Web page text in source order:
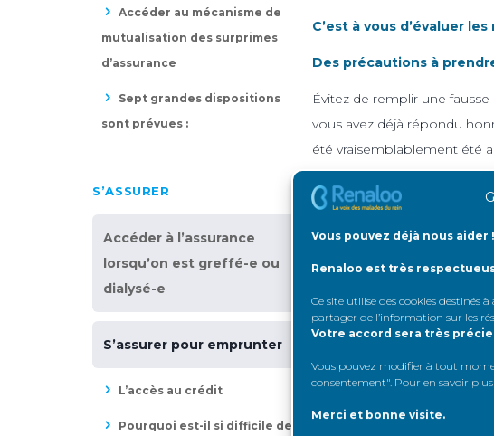
Vous pouvez déjà nous aider !
Renaloo est très
Ce site utilise des cookies destinés
partager de l’information sur les
Votre accord sera très
Vous pouvez modifier à tout
consentement". Pour en savoir
Merci et bonne visite.
Accéder au mécanisme de
mutualisation des surprimes
d’assurance
Sept grandes dispositions
sont prévues :
S’ASSURER
Accéder à l’assurance
lorsqu’on est greffé-e ou
dialysé-e
S’assurer pour emprunter
L’accès au crédit
Pourquoi est-il si difficile de
C’est à vous d’évaluer
Des précautions à
Évitez de remplir une
vous avez déjà répondu
été vraisemblablement été
peuvent donc savoir que
Leur envoyer une fausse
et à des poursuites.
Partagez
FORUMS